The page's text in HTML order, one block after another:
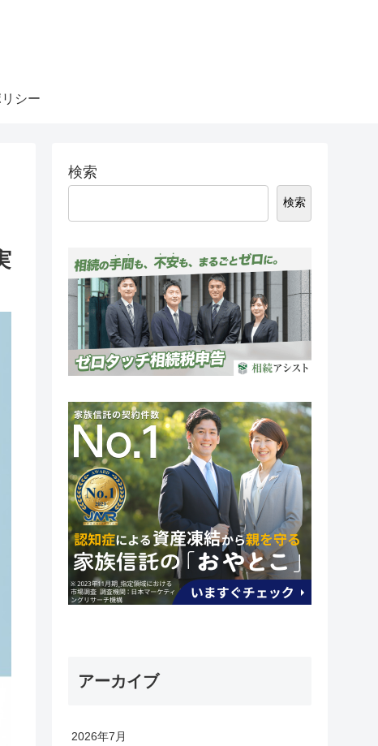
シー
検索
検索
アーカイブ
2026年7月